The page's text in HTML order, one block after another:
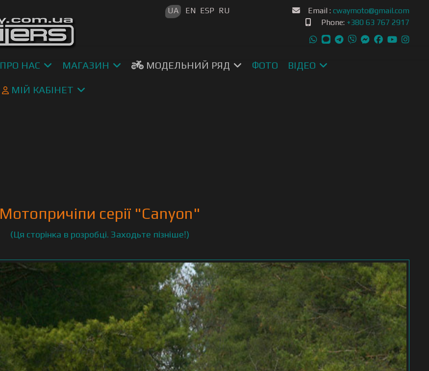
Email : cwaymoto@gmail.com
Phone: +380 63 767 2917
Оберіть свою мову
UA EN ESP RU
ПРО НАС МАГАЗИН МОДЕЛЬНИЙ РЯД ФОТО ВІДЕО
МІЙ КАБІНЕТ
Мотопричіпи серії "Canyon"
(Ця сторінка в розробці. Заходьте пізніше!)